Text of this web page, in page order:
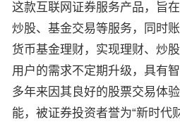
这款互联网证券服务产品，旨
炒股、基金交易等服务，同时
货币基金理财，实现理财、炒
用户的需求不定期升级，具有
多年来因其良好的股票交易体
能，被证券投资者誉为“新时代